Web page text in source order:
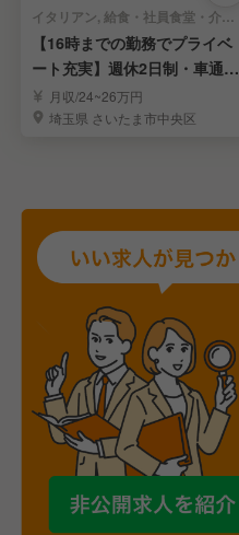
イタリアン, 給食・社員食堂・介護・病院 | レストランサービス・ホールスタッフ
【16時までの勤務でプライベ
ート充実】週休2日制・車通勤
OK ２４万円～
月収/24~26万円
埼玉県 さいたま市中央区